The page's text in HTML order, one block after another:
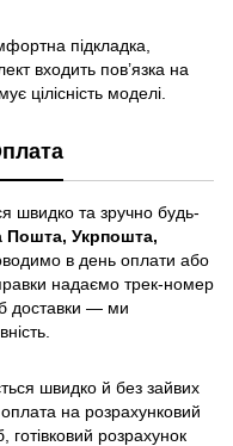
підкладка,
входить пов’язка на
цілісність моделі.
швидко та зручно будь-
Пошта, Укрпошта,
в день оплати або
надаємо трек-номер
доставки — ми
швидко й без зайвих
на розрахунковий
розрахунок